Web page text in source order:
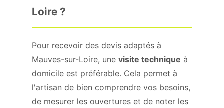
Loire ?
Pour recevoir des devis adaptés à
Mauves-sur-Loire, une visite technique à
domicile est préférable. Cela permet à
l'artisan de bien comprendre vos besoins,
de mesurer les ouvertures et de noter les